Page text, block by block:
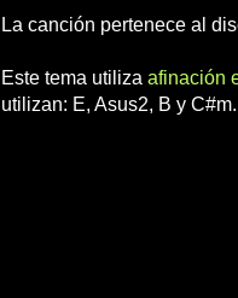
La canción pertenece al
Este tema utiliza afinación
utilizan: E, Asus2, B y